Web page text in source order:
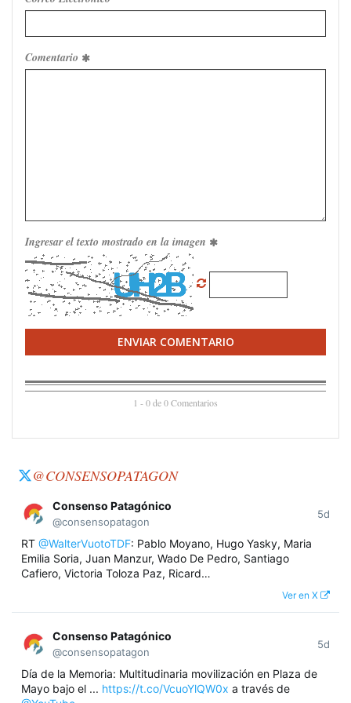
Comentario
Ingresar el texto mostrado en la imagen
ENVIAR COMENTARIO
1 - 0 de 0 Comentarios
@CONSENSOPATAGON
Consenso Patagónico
@consensopatagon
5d
RT @WalterVuotoTDF: Pablo Moyano, Hugo Yasky, Maria
Emilia Soria, Juan Manzur, Wado De Pedro, Santiago
Cafiero, Victoria Toloza Paz, Ricard…
Ver en X
Consenso Patagónico
@consensopatagon
5d
Día de la Memoria: Multitudinaria movilización en Plaza de
Mayo bajo el ... https://t.co/VcuoYlQW0x a través de